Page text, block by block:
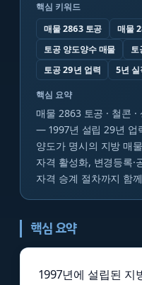
핵심 키워드
매물 2863 토공
매물
토공 양도양수 매물
토
토공 29년 업력
5년
핵심 요약
매물 2863 토공 · 철콘
— 1997년 설립 29년 업
양도가 명시의 지방 매
자격 활성화, 변경등록·
자격 승계 절차까지 함
핵심 요약
1997년에 설립된 지